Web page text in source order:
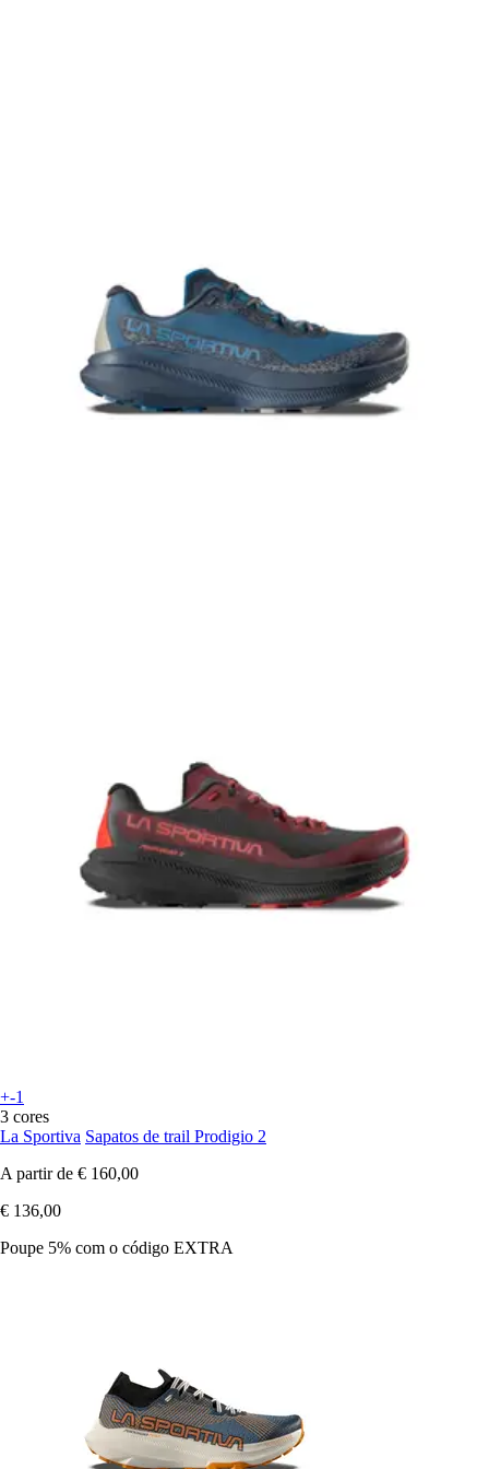
+-1
3 cores
La Sportiva Sapatos de trail Prodigio 2
A partir de € 160,00
€ 136,00
Poupe 5% com o código EXTRA